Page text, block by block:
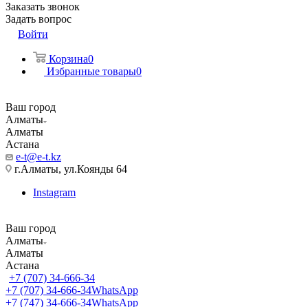
Заказать звонок
Задать вопрос
Войти
Корзина0
Избранные товары0
Ваш город
Алматы
Алматы
Астана
e-t@e-t.kz
г.Алматы, ул.Коянды 64
Instagram
Ваш город
Алматы
Алматы
Астана
+7 (707) 34-666-34
+7 (707) 34-666-34WhatsApp
+7 (747) 34-666-34WhatsApp